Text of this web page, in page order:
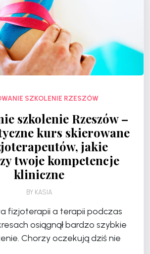
SZKOLENIE RZESZÓW
szkolenie Rzeszów –
kurs skierowane
jakie
twoje kompetencje
kliniczne
BY KASIA
fizjoterapii a terapii podczas
osiągnął bardzo szybkie
Chorzy oczekują dziś nie